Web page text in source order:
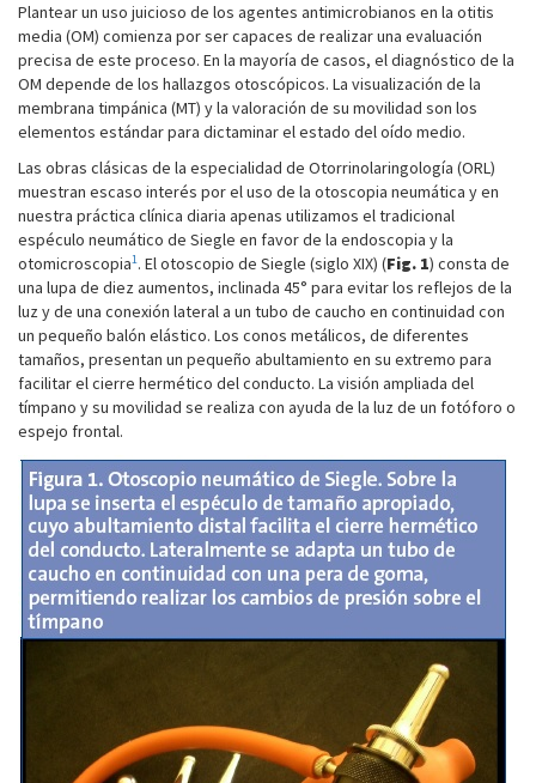
Plantear un uso juicioso de los agentes antimicrobianos en la otitis
media (OM) comienza por ser capaces de realizar una evaluación
precisa de este proceso. En la mayoría de casos, el diagnóstico de la
OM depende de los hallazgos otoscópicos. La visualización de la
membrana timpánica (MT) y la valoración de su movilidad son los
elementos estándar para dictaminar el estado del oído medio.
Las obras clásicas de la especialidad de Otorrinolaringología (ORL)
muestran escaso interés por el uso de la otoscopia neumática y en
nuestra práctica clínica diaria apenas utilizamos el tradicional
espéculo neumático de Siegle en favor de la endoscopia y la
otomicroscopia1. El otoscopio de Siegle (siglo XIX) (Fig. 1) consta de
una lupa de diez aumentos, inclinada 45° para evitar los reflejos de la
luz y de una conexión lateral a un tubo de caucho en continuidad con
un pequeño balón elástico. Los conos metálicos, de diferentes
tamaños, presentan un pequeño abultamiento en su extremo para
facilitar el cierre hermético del conducto. La visión ampliada del
tímpano y su movilidad se realiza con ayuda de la luz de un fotóforo o
espejo frontal.